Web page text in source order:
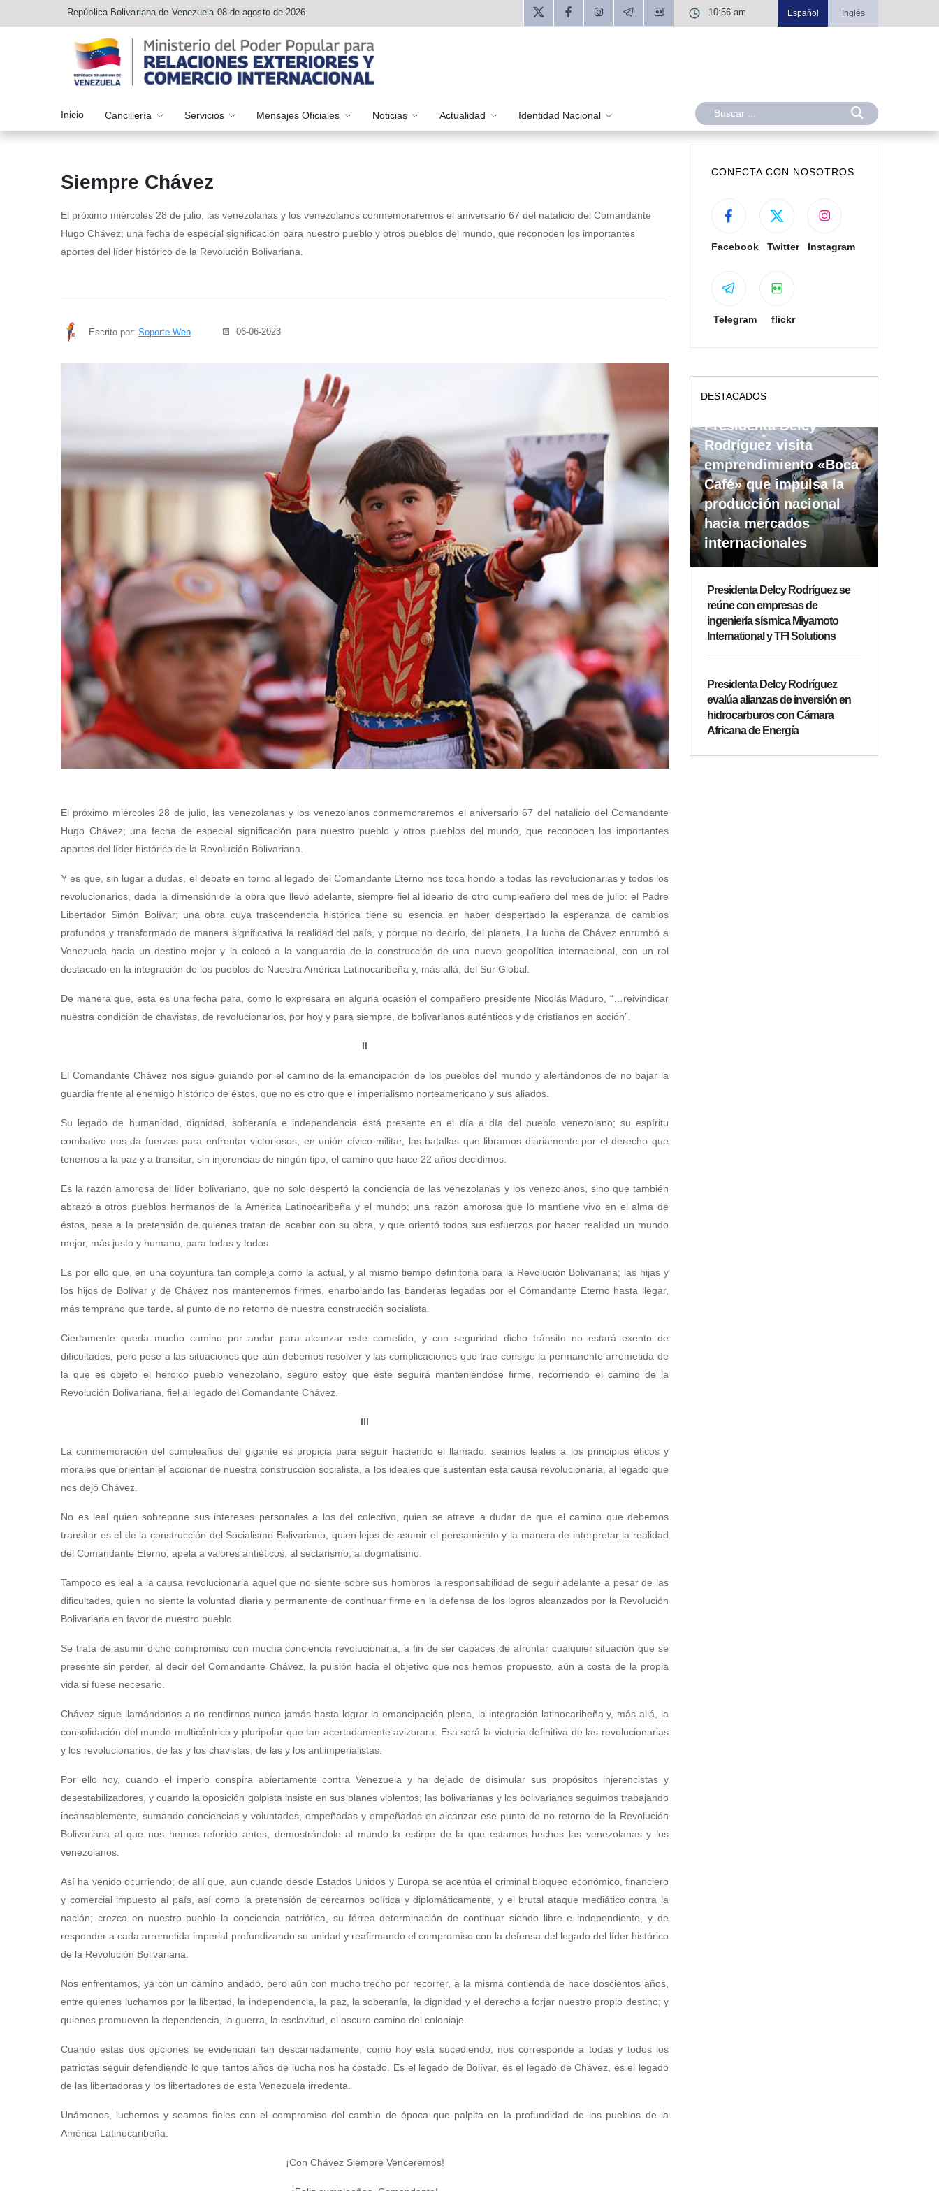
República Bolivariana de Venezuela 08 de agosto de 2026 10:56 am Español Inglés
Inicio Cancillería Servicios Mensajes Oficiales Noticias Actualidad Identidad Nacional
Siempre Chávez
El próximo miércoles 28 de julio, las venezolanas y los venezolanos conmemoraremos el aniversario 67 del natalicio del Comandante
Hugo Chávez; una fecha de especial significación para nuestro pueblo y otros pueblos del mundo, que reconocen los importantes
aportes del líder histórico de la Revolución Bolivariana.
Escrito por: Soporte Web 06-06-2023
El próximo miércoles 28 de julio, las venezolanas y los venezolanos conmemoraremos el aniversario 67 del natalicio del Comandante
Hugo Chávez; una fecha de especial significación para nuestro pueblo y otros pueblos del mundo, que reconocen los importantes
aportes del líder histórico de la Revolución Bolivariana.
Y es que, sin lugar a dudas, el debate en torno al legado del Comandante Eterno nos toca hondo a todas las revolucionarias y todos los
revolucionarios, dada la dimensión de la obra que llevó adelante, siempre fiel al ideario de otro cumpleañero del mes de julio: el Padre
Libertador Simón Bolívar; una obra cuya trascendencia histórica tiene su esencia en haber despertado la esperanza de cambios
profundos y transformado de manera significativa la realidad del país, y porque no decirlo, del planeta. La lucha de Chávez enrumbó a
Venezuela hacia un destino mejor y la colocó a la vanguardia de la construcción de una nueva geopolítica internacional, con un rol
destacado en la integración de los pueblos de Nuestra América Latinocaribeña y, más allá, del Sur Global.
De manera que, esta es una fecha para, como lo expresara en alguna ocasión el compañero presidente Nicolás Maduro, “…reivindicar
nuestra condición de chavistas, de revolucionarios, por hoy y para siempre, de bolivarianos auténticos y de cristianos en acción”.
II
El Comandante Chávez nos sigue guiando por el camino de la emancipación de los pueblos del mundo y alertándonos de no bajar la
guardia frente al enemigo histórico de éstos, que no es otro que el imperialismo norteamericano y sus aliados.
Su legado de humanidad, dignidad, soberanía e independencia está presente en el día a día del pueblo venezolano; su espíritu
combativo nos da fuerzas para enfrentar victoriosos, en unión cívico-militar, las batallas que libramos diariamente por el derecho que
tenemos a la paz y a transitar, sin injerencias de ningún tipo, el camino que hace 22 años decidimos.
Es la razón amorosa del líder bolivariano, que no solo despertó la conciencia de las venezolanas y los venezolanos, sino que también
abrazó a otros pueblos hermanos de la América Latinocaribeña y el mundo; una razón amorosa que lo mantiene vivo en el alma de
éstos, pese a la pretensión de quienes tratan de acabar con su obra, y que orientó todos sus esfuerzos por hacer realidad un mundo
mejor, más justo y humano, para todas y todos.
Es por ello que, en una coyuntura tan compleja como la actual, y al mismo tiempo definitoria para la Revolución Bolivariana; las hijas y
los hijos de Bolívar y de Chávez nos mantenemos firmes, enarbolando las banderas legadas por el Comandante Eterno hasta llegar,
más temprano que tarde, al punto de no retorno de nuestra construcción socialista.
Ciertamente queda mucho camino por andar para alcanzar este cometido, y con seguridad dicho tránsito no estará exento de
dificultades; pero pese a las situaciones que aún debemos resolver y las complicaciones que trae consigo la permanente arremetida de
la que es objeto el heroico pueblo venezolano, seguro estoy que éste seguirá manteniéndose firme, recorriendo el camino de la
Revolución Bolivariana, fiel al legado del Comandante Chávez.
III
La conmemoración del cumpleaños del gigante es propicia para seguir haciendo el llamado: seamos leales a los principios éticos y
morales que orientan el accionar de nuestra construcción socialista, a los ideales que sustentan esta causa revolucionaria, al legado que
nos dejó Chávez.
No es leal quien sobrepone sus intereses personales a los del colectivo, quien se atreve a dudar de que el camino que debemos
transitar es el de la construcción del Socialismo Bolivariano, quien lejos de asumir el pensamiento y la manera de interpretar la realidad
del Comandante Eterno, apela a valores antiéticos, al sectarismo, al dogmatismo.
Tampoco es leal a la causa revolucionaria aquel que no siente sobre sus hombros la responsabilidad de seguir adelante a pesar de las
dificultades, quien no siente la voluntad diaria y permanente de continuar firme en la defensa de los logros alcanzados por la Revolución
Bolivariana en favor de nuestro pueblo.
Se trata de asumir dicho compromiso con mucha conciencia revolucionaria, a fin de ser capaces de afrontar cualquier situación que se
presente sin perder, al decir del Comandante Chávez, la pulsión hacia el objetivo que nos hemos propuesto, aún a costa de la propia
vida si fuese necesario.
Chávez sigue llamándonos a no rendirnos nunca jamás hasta lograr la emancipación plena, la integración latinocaribeña y, más allá, la
consolidación del mundo multicéntrico y pluripolar que tan acertadamente avizorara. Esa será la victoria definitiva de las revolucionarias
y los revolucionarios, de las y los chavistas, de las y los antiimperialistas.
Por ello hoy, cuando el imperio conspira abiertamente contra Venezuela y ha dejado de disimular sus propósitos injerencistas y
desestabilizadores, y cuando la oposición golpista insiste en sus planes violentos; las bolivarianas y los bolivarianos seguimos trabajando
incansablemente, sumando conciencias y voluntades, empeñadas y empeñados en alcanzar ese punto de no retorno de la Revolución
Bolivariana al que nos hemos referido antes, demostrándole al mundo la estirpe de la que estamos hechos las venezolanas y los
venezolanos.
Así ha venido ocurriendo; de allí que, aun cuando desde Estados Unidos y Europa se acentúa el criminal bloqueo económico, financiero
y comercial impuesto al país, así como la pretensión de cercarnos política y diplomáticamente, y el brutal ataque mediático contra la
nación; crezca en nuestro pueblo la conciencia patriótica, su férrea determinación de continuar siendo libre e independiente, y de
responder a cada arremetida imperial profundizando su unidad y reafirmando el compromiso con la defensa del legado del líder histórico
de la Revolución Bolivariana.
Nos enfrentamos, ya con un camino andado, pero aún con mucho trecho por recorrer, a la misma contienda de hace doscientos años,
entre quienes luchamos por la libertad, la independencia, la paz, la soberanía, la dignidad y el derecho a forjar nuestro propio destino; y
quienes promueven la dependencia, la guerra, la esclavitud, el oscuro camino del coloniaje.
Cuando estas dos opciones se evidencian tan descarnadamente, como hoy está sucediendo, nos corresponde a todas y todos los
patriotas seguir defendiendo lo que tantos años de lucha nos ha costado. Es el legado de Bolívar, es el legado de Chávez, es el legado
de las libertadoras y los libertadores de esta Venezuela irredenta.
Unámonos, luchemos y seamos fieles con el compromiso del cambio de época que palpita en la profundidad de los pueblos de la
América Latinocaribeña.
¡Con Chávez Siempre Venceremos!
CONECTA CON NOSOTROS
Facebook Twitter Instagram
Telegram flickr
DESTACADOS
Presidenta Delcy
Rodríguez visita
emprendimiento «Boca
Café» que impulsa la
producción nacional
hacia mercados
internacionales
Presidenta Delcy Rodríguez se
reúne con empresas de
ingeniería sísmica Miyamoto
International y TFI Solutions
Presidenta Delcy Rodríguez
evalúa alianzas de inversión en
hidrocarburos con Cámara
Africana de Energía